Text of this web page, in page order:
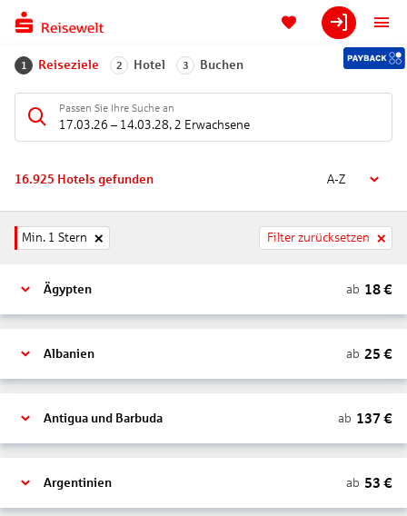
1 Reiseziele 2 Hotel 3 Buchen
Passen Sie Ihre Suche an
17.03.26 – 14.03.28, 2 Erwachsene
16.925 Hotels gefunden A-Z
Min. 1 Stern Filter zurücksetzen
Ägypten ab 18€
Albanien ab 25 €
Antigua und Barbuda ab 137 €
Argentinien ab 53 €